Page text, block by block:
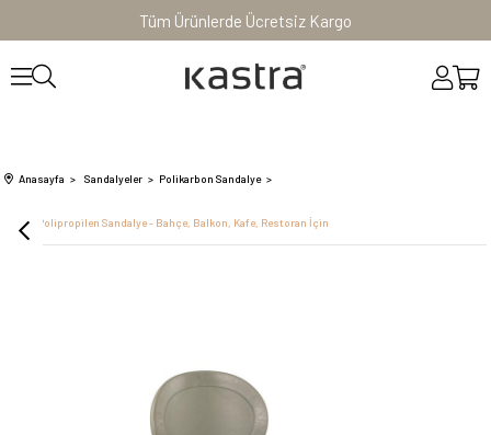
Tüm Ürünlerde Ücretsiz Kargo
Anasayfa Sandalyeler Polikarbon Sandalye
Rotus Polipropilen Sandalye - Bahçe, Balkon, Kafe, Restoran İçin